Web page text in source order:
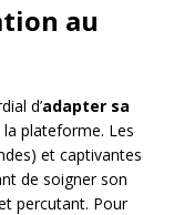
au
d’adapter sa
plateforme. Les
et captivantes
de soigner son
percutant. Pour